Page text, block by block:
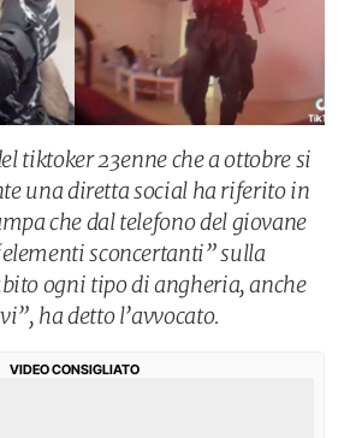
tiktoker 23enne che a ottobre si
una diretta social ha riferito in
che dal telefono del giovane
sconcertanti” sulla
ogni tipo di angheria, anche
ha detto l’avvocato.
VIDEO CONSIGLIATO